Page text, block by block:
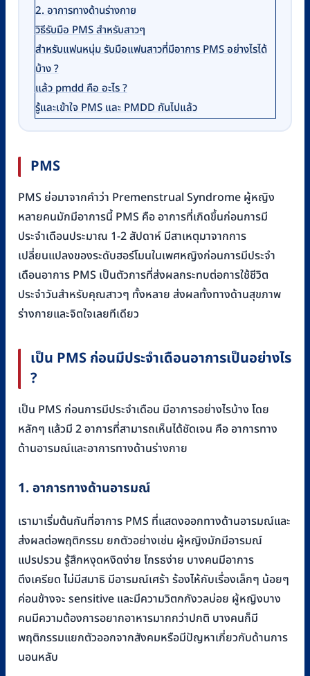
2. อาการทางด้านร่างกาย
วิธีรับมือ PMS สำหรับสาวๆ
สำหรับแฟนหนุ่ม รับมือแฟนสาวที่มีอาการ PMS อย่างไรได้
บ้าง ?
แล้ว pmdd คือ อะไร ?
รู้และเข้าใจ PMS และ PMDD กันไปแล้ว
PMS
PMS ย่อมาจากคำว่า Premenstrual Syndrome ผู้หญิง
หลายคนมักมีอาการนี้ PMS คือ อาการที่เกิดขึ้นก่อนการมี
ประจำเดือนประมาณ 1-2 สัปดาห์ มีสาเหตุมาจากการ
เปลี่ยนแปลงของระดับฮอร์โมนในเพศหญิงก่อนการมีประจำ
เดือนอาการ PMS เป็นตัวการที่ส่งผลกระทบต่อการใช้ชีวิต
ประจำวันสำหรับคุณสาวๆ ทั้งหลาย ส่งผลทั้งทางด้านสุขภาพ
ร่างกายและจิตใจเลยทีเดียว
เป็น PMS ก่อนมีประจำเดือนอาการเป็นอย่างไร
?
เป็น PMS ก่อนการมีประจำเดือน มีอาการอย่างไรบ้าง โดย
หลักๆ แล้วมี 2 อาการที่สามารถเห็นได้ชัดเจน คือ อาการทาง
ด้านอารมณ์และอาการทางด้านร่างกาย
1. อาการทางด้านอารมณ์
เรามาเริ่มต้นกันที่อาการ PMS ที่แสดงออกทางด้านอารมณ์และ
ส่งผลต่อพฤติกรรม ยกตัวอย่างเช่น ผู้หญิงมักมีอารมณ์
แปรปรวน รู้สึกหงุดหงิดง่าย โกรธง่าย บางคนมีอาการ
ตึงเครียด ไม่มีสมาธิ มีอารมณ์เศร้า ร้องไห้กับเรื่องเล็กๆ น้อยๆ
ค่อนข้างจะ sensitive และมีความวิตกกังวลบ่อย ผู้หญิงบาง
คนมีความต้องการอยากอาหารมากกว่าปกติ บางคนก็มี
พฤติกรรมแยกตัวออกจากสังคมหรือมีปัญหาเกี่ยวกับด้านการ
นอนหลับ